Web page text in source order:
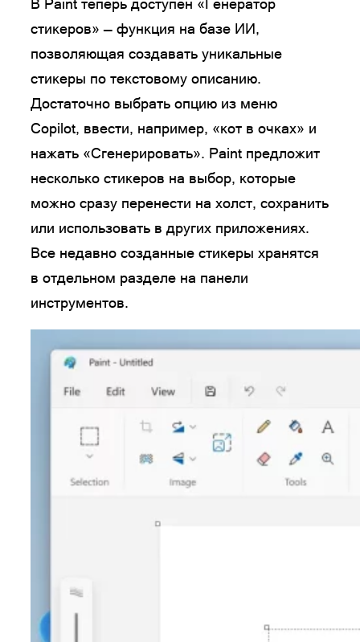
В Paint теперь доступен «Генератор
стикеров» — функция на базе ИИ,
позволяющая создавать уникальные
стикеры по текстовому описанию.
Достаточно выбрать опцию из меню
Copilot, ввести, например, «кот в очках» и
нажать «Сгенерировать». Paint предложит
несколько стикеров на выбор, которые
можно сразу перенести на холст, сохранить
или использовать в других приложениях.
Все недавно созданные стикеры хранятся
в отдельном разделе на панели
инструментов.